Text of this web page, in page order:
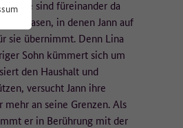
Sie sind füreinander da
Phasen, in denen Jann auf
sie übernimmt. Denn Lina
Sohn kümmert sich um
den Haushalt und
versucht Jann ihre
an seine Grenzen. Als
er in Berührung mit der